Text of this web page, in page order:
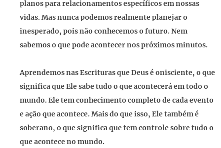
planos para relacionamentos específicos em nossas
vidas. Mas nunca podemos realmente planejar o
inesperado, pois não conhecemos o futuro. Nem
sabemos o que pode acontecer nos próximos minutos.
Aprendemos nas Escrituras que Deus é onisciente, o que
significa que Ele sabe tudo o que acontecerá em todo o
mundo. Ele tem conhecimento completo de cada evento
e ação que acontece. Mais do que isso, Ele também é
soberano, o que significa que tem controle sobre tudo o
que acontece no mundo.